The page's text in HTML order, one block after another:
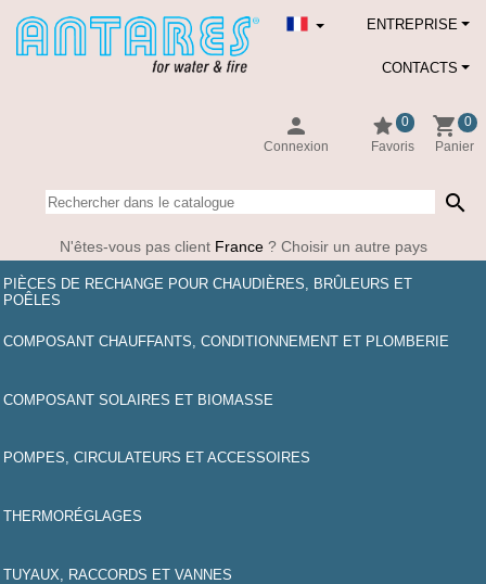
ENTREPRISE
person
Connexion
star 0
Favoris
shopping_cart 0
Panier
CONTACTS
search
N'êtes-vous pas client France? Choisir un autre pays
PIÈCES DE RECHANGE POUR CHAUDIÈRES, BRÛLEURS ET
POÊLES
COMPOSANT CHAUFFANTS, CONDITIONNEMENT ET PLOMBERIE
COMPOSANT SOLAIRES ET BIOMASSE
POMPES, CIRCULATEURS ET ACCESSOIRES
THERMORÉGLAGES
TUYAUX, RACCORDS ET VANNES